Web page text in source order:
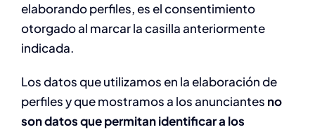
elaborando perfiles, es el consentimiento
otorgado al marcar la casilla anteriormente
indicada.
Los datos que utilizamos en la elaboración de
perfiles y que mostramos a los anunciantes no
son datos que permitan identificar a los